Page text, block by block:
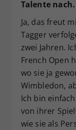
Talente nach.
Ja, das freut
Tagger
zwei Jahren.
French Open
wo sie ja
Wimbledon,
Ich bin
von ihrer
wie sie als